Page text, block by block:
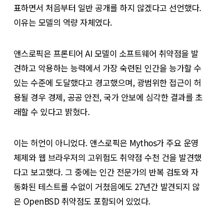
표하면서 처음부터 일반 공개를 하지 않겠다고 선언했다.
이유는 모델의 역량 자체였다.
앤스로픽은 프론티어 AI 모델이 소프트웨어 취약점을 발
견하고 악용하는 능력에서 가장 숙련된 인간을 능가할 수
있는 수준에 도달했다고 경고했으며, 광범위한 접근이 허
용될 경우 경제, 공공 안전, 국가 안보에 심각한 결과를 초
래할 수 있다고 밝혔다.
이는 허언이 아니었다. 앤스로픽은 Mythos가 주요 운영
체제와 웹 브라우저의 고위험도 취약점 수천 건을 발견했
다고 보고했다. 그 중에는 인간 전문가의 반복 검토와 자
동화된 테스트를 수없이 거쳤음에도 27년간 발견되지 않
은 OpenBSD 취약점도 포함되어 있었다.